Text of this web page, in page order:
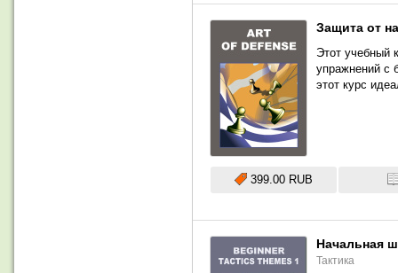
Защита от
Этот учебный
упражнений с
этот курс
399.00 RUB
Начальная
Тактика